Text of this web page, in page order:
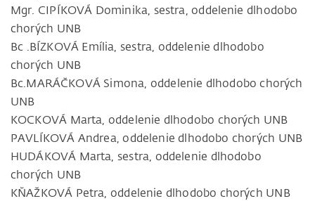
Mgr. CIPÍKOVÁ Dominika, sestra, oddelenie dlhodobo
chorých UNB
Bc .BÍZKOVÁ Emília, sestra, oddelenie dlhodobo
chorých UNB
Bc.MARÁČKOVÁ Simona, oddelenie dlhodobo chorých
UNB
KOCKOVÁ Marta, oddelenie dlhodobo chorých UNB
PAVLÍKOVÁ Andrea, oddelenie dlhodobo chorých UNB
HUDÁKOVÁ Marta, sestra, oddelenie dlhodobo
chorých UNB
KŇAŽKOVÁ Petra, oddelenie dlhodobo chorých UNB